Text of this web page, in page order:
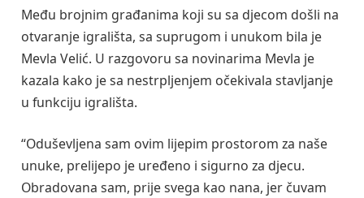
Među brojnim građanima koji su sa djecom došli na
otvaranje igrališta, sa suprugom i unukom bila je
Mevla Velić. U razgovoru sa novinarima Mevla je
kazala kako je sa nestrpljenjem očekivala stavljanje
u funkciju igrališta.
“Oduševljena sam ovim lijepim prostorom za naše
unuke, prelijepo je uređeno i sigurno za djecu.
Obradovana sam, prije svega kao nana, jer čuvam